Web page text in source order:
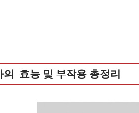
의 효능 및 부작용 총정리